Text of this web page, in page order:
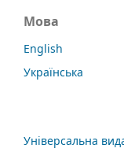
Мова
English
Українська
Універсальна